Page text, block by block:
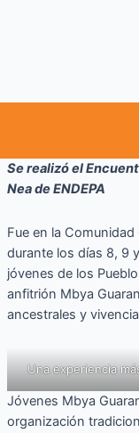
Se realizó el
Nea de ENDEPA
Fue en la
durante los días 8, 9
jóvenes de los
anfitrión Mbya
ancestrales y
Una experiencia
Jóvenes Mbya
organización